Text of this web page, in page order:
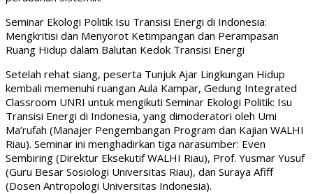
Seminar Ekologi Politik Isu Transisi Energi di Indonesia:
Mengkritisi dan Menyorot Ketimpangan dan Perampasan
Ruang Hidup dalam Balutan Kedok Transisi Energi
Setelah rehat siang, peserta Tunjuk Ajar Lingkungan Hidup
kembali memenuhi ruangan Aula Kampar, Gedung Integrated
Classroom UNRI untuk mengikuti Seminar Ekologi Politik: Isu
Transisi Energi di Indonesia, yang dimoderatori oleh Umi
Ma’rufah (Manajer Pengembangan Program dan Kajian WALHI
Riau). Seminar ini menghadirkan tiga narasumber: Even
Sembiring (Direktur Eksekutif WALHI Riau), Prof. Yusmar Yusuf
(Guru Besar Sosiologi Universitas Riau), dan Suraya Afiff
(Dosen Antropologi Universitas Indonesia).